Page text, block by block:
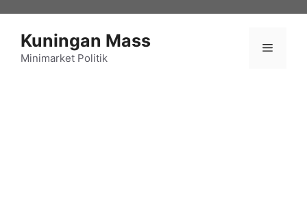
Kuningan Mass
Minimarket Politik
Menu